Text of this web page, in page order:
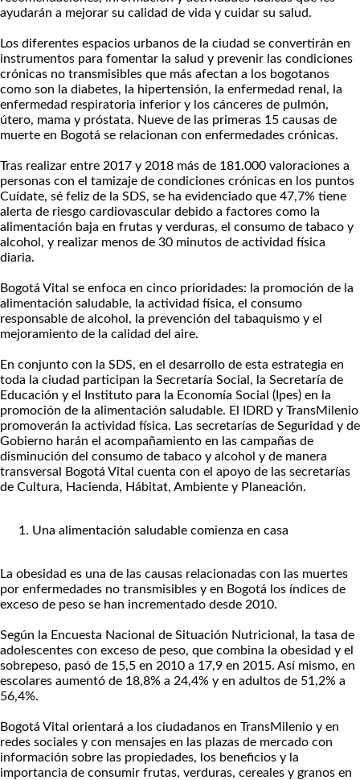
ayudarán a mejorar su calidad de vida y cuidar su salud.
Los diferentes espacios urbanos de la ciudad se convertirán en
instrumentos para fomentar la salud y prevenir las condiciones
crónicas no transmisibles que más afectan a los bogotanos
como son la diabetes, la hipertensión, la enfermedad renal, la
enfermedad respiratoria inferior y los cánceres de pulmón,
útero, mama y próstata. Nueve de las primeras 15 causas de
muerte en Bogotá se relacionan con enfermedades crónicas.
Tras realizar entre 2017 y 2018 más de 181.000 valoraciones a
personas con el tamizaje de condiciones crónicas en los puntos
Cuídate, sé feliz de la SDS, se ha evidenciado que 47,7% tiene
alerta de riesgo cardiovascular debido a factores como la
alimentación baja en frutas y verduras, el consumo de tabaco y
alcohol, y realizar menos de 30 minutos de actividad física
diaria.
Bogotá Vital se enfoca en cinco prioridades: la promoción de la
alimentación saludable, la actividad física, el consumo
responsable de alcohol, la prevención del tabaquismo y el
mejoramiento de la calidad del aire.
En conjunto con la SDS, en el desarrollo de esta estrategia en
toda la ciudad participan la Secretaría Social, la Secretaría de
Educación y el Instituto para la Economía Social (Ipes) en la
promoción de la alimentación saludable. El IDRD y TransMilenio
promoverán la actividad física. Las secretarías de Seguridad y de
Gobierno harán el acompañamiento en las campañas de
disminución del consumo de tabaco y alcohol y de manera
transversal Bogotá Vital cuenta con el apoyo de las secretarías
de Cultura, Hacienda, Hábitat, Ambiente y Planeación.
Una alimentación saludable comienza en casa
La obesidad es una de las causas relacionadas con las muertes
por enfermedades no transmisibles y en Bogotá los índices de
exceso de peso se han incrementado desde 2010.
Según la Encuesta Nacional de Situación Nutricional, la tasa de
adolescentes con exceso de peso, que combina la obesidad y el
sobrepeso, pasó de 15,5 en 2010 a 17,9 en 2015. Así mismo, en
escolares aumentó de 18,8% a 24,4% y en adultos de 51,2% a
56,4%.
Bogotá Vital orientará a los ciudadanos en TransMilenio y en
redes sociales y con mensajes en las plazas de mercado con
información sobre las propiedades, los beneficios y la
importancia de consumir frutas, verduras, cereales y granos en